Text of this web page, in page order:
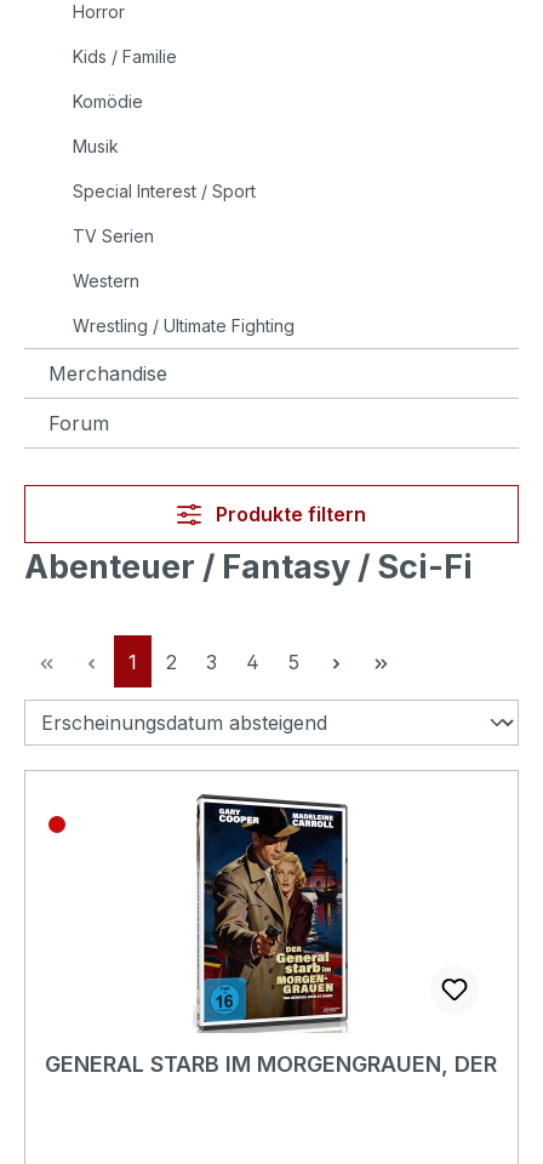
Horror
Kids / Familie
Komödie
Musik
Special Interest / Sport
TV Serien
Western
Wrestling / Ultimate Fighting
Merchandise
Forum
Produkte filtern
Abenteuer / Fantasy / Sci-Fi
Seite
1 Seite
2 Seite
3 Seite
4 Seite
5
GENERAL STARB IM MORGENGRAUEN, DER